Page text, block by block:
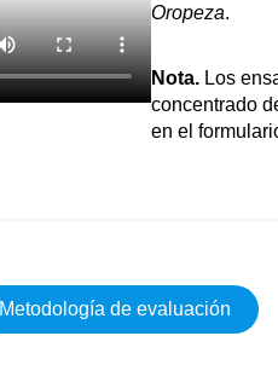
Oropeza.
Nota. Los
concentrado
en el
Metodología de evaluación